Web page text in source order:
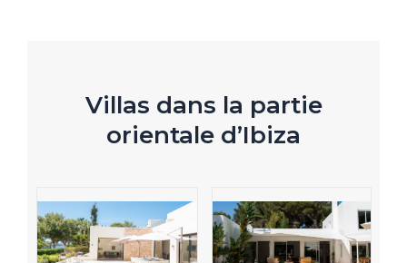
Villas dans la partie
orientale d’Ibiza